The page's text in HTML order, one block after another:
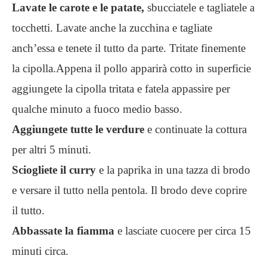
Lavate le carote e le patate, sbucciatele e tagliatele a
tocchetti. Lavate anche la zucchina e tagliate
anch’essa e tenete il tutto da parte. Tritate finemente
la cipolla.Appena il pollo apparirà cotto in superficie
aggiungete la cipolla tritata e fatela appassire per
qualche minuto a fuoco medio basso.
Aggiungete tutte le verdure e continuate la cottura
per altri 5 minuti.
Sciogliete il curry e la paprika in una tazza di brodo
e versare il tutto nella pentola. Il brodo deve coprire
il tutto.
Abbassate la fiamma e lasciate cuocere per circa 15
minuti circa.